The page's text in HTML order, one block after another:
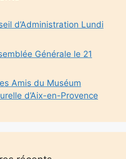
d’Administration Lundi
Générale le 21
Amis du Muséum
d’Aix-en-Provence